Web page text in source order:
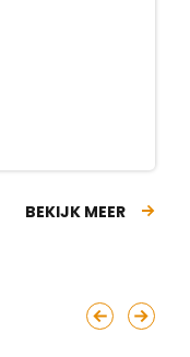
BEKIJK MEER